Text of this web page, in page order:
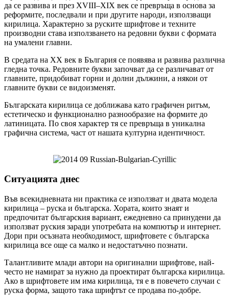
да се развива и през XVIII–XIX век се превръща в основа за
реформите, последвали и при другите народи, използващи
кирилица. Характерно за руските шрифтове и техните
производни става използването на редовни букви с формата
на умалени главни.
В средата на XX век в България се появява и развива различна
гледна точка. Редовните букви започват да се различават от
главните, придобиват горни и долни дължини, а някои от
главните букви се видоизменят.
Българската кирилица се доближава като графичен ритъм,
естетическо и функционално разнообразие на формите до
латиницата. По своя характер тя се превръща в уникална
графична система, част от нашата културна идентичност.
Ситуацията днес
Във всекидневната ни практика се използват и двата модела
кирилица – руска и българска. Хората, които знаят и
предпочитат българския вариант, ежедневно са принудени да
използват руския заради употребата на компютър и интернет.
Дори при осъзната необходимост, шрифтовете с българска
кирилица все още са малко и недостатъчно познати.
Талантливите млади автори на оригинални шрифтове, най-
често не намират за нужно да проектират българска кирилица.
Ако в шрифтовете им има кирилица, тя е в повечето случаи с
руска форма, защото така шрифтът се продава по-добре.